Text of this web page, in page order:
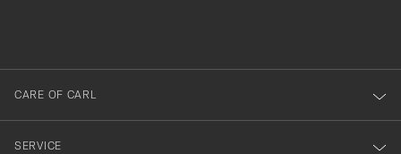
dig
till
vårt
nyhetsbrev!
CARE OF CARL
SERVICE